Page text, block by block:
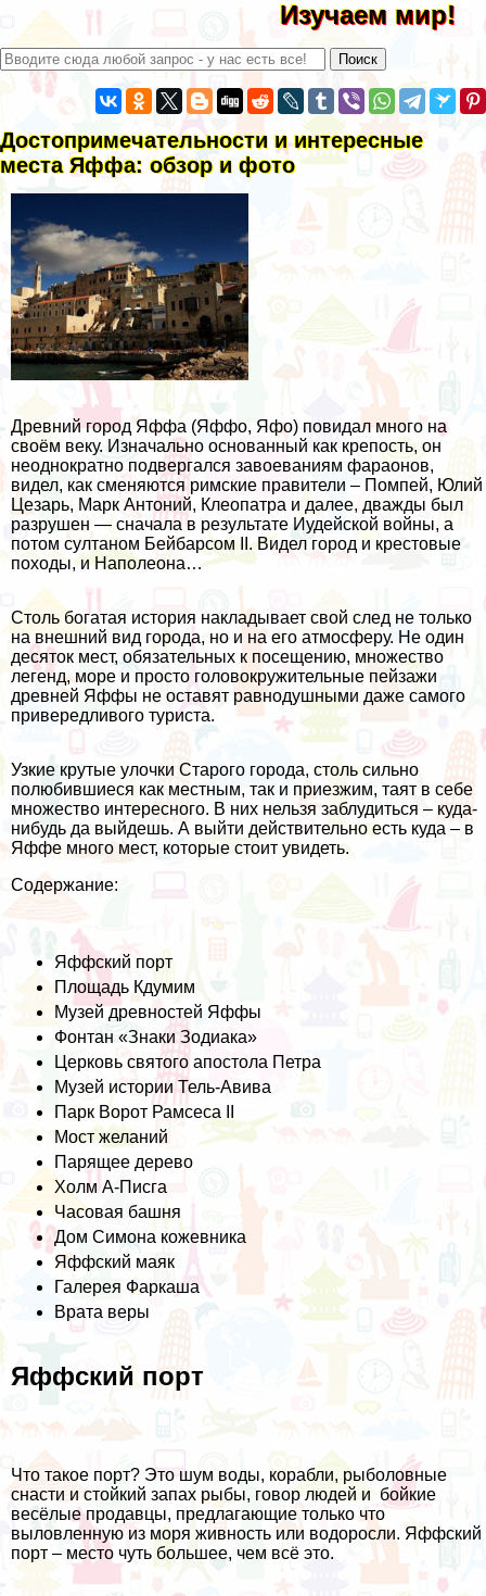
Изучаем мир!
Достопримечательности и интересные
места Яффа: обзор и фото
Древний город Яффа (Яффо, Яфо) повидал много на
своём веку. Изначально основанный как крепость, он
неоднократно подвергался завоеваниям фараонов,
видел, как сменяются римские правители – Помпей, Юлий
Цезарь, Марк Антоний, Клеопатра и далее, дважды был
разрушен — сначала в результате Иудейской войны, а
потом султаном Бейбарсом II. Видел город и крестовые
походы, и Наполеона…
Столь богатая история накладывает свой след не только
на внешний вид города, но и на его атмосферу. Не один
десяток мест, обязательных к посещению, множество
легенд, море и просто головокружительные пейзажи
древней Яффы не оставят равнодушными даже самого
привередливого туриста.
Узкие крутые улочки Старого города, столь сильно
полюбившиеся как местным, так и приезжим, таят в себе
множество интересного. В них нельзя заблудиться – куда-
нибудь да выйдешь. А выйти действительно есть куда – в
Яффе много мест, которые стоит увидеть.
Содержание:
Яффский порт
Площадь Кдумим
Музей древностей Яффы
Фонтан «Знаки Зодиака»
Церковь святого апостола Петра
Музей истории Тель-Авива
Парк Ворот Рамсеса II
Мост желаний
Парящее дерево
Холм А-Писга
Часовая башня
Дом Симона кожевника
Яффский маяк
Галерея Фаркаша
Врата веры
Яффский порт
Что такое порт? Это шум воды, корабли, рыболовные
снасти и стойкий запах рыбы, говор людей и бойкие
весёлые продавцы, предлагающие только что
выловленную из моря живность или водоросли. Яффский
порт – место чуть большее, чем всё это.